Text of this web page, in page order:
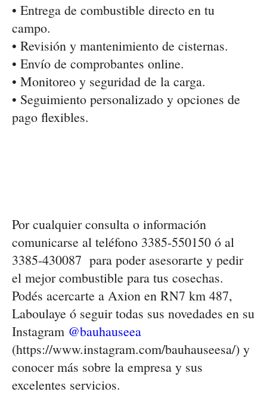
• Entrega de combustible directo en tu
campo.
• Revisión y mantenimiento de cisternas.
• Envío de comprobantes online.
• Monitoreo y seguridad de la carga.
• Seguimiento personalizado y opciones de
pago flexibles.
Por cualquier consulta o información
comunicarse al teléfono 3385-550150 ó al
3385-430087 para poder asesorarte y pedir
el mejor combustible para tus cosechas.
Podés acercarte a Axion en RN7 km 487,
Laboulaye ó seguir todas sus novedades en su
Instagram @bauhauseea
(https://www.instagram.com/bauhauseesa/) y
conocer más sobre la empresa y sus
excelentes servicios.